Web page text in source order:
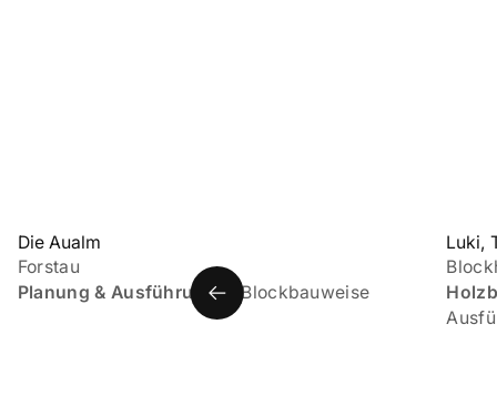
Die Aualm
Forstau
Planung & Ausführungin Blockbauweise
Luki,